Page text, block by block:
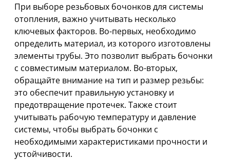
При выборе резьбовых бочонков для системы
отопления, важно учитывать несколько
ключевых факторов. Во-первых, необходимо
определить материал, из которого изготовлены
элементы трубы. Это позволит выбрать бочонки
с совместимым материалом. Во-вторых,
обращайте внимание на тип и размер резьбы:
это обеспечит правильную установку и
предотвращение протечек. Также стоит
учитывать рабочую температуру и давление
системы, чтобы выбрать бочонки с
необходимыми характеристиками прочности и
устойчивости.